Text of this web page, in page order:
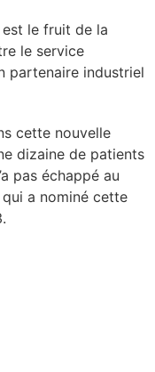
le fruit de la
le service
partenaire industriel
cette nouvelle
dizaine de patients
pas échappé au
a nominé cette